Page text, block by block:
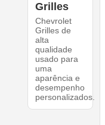
Grilles
Chevrolet
Grilles de
alta
qualidade
usado para
uma
aparência e
desempenho
personalizados.